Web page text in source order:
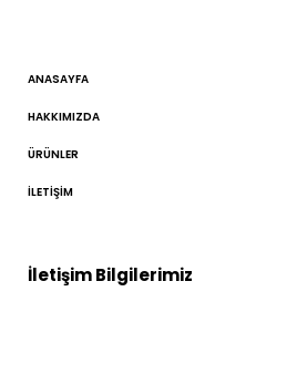
ANASAYFA
HAKKIMIZDA
ÜRÜNLER
İLETIŞIM
İletişim Bilgilerimiz